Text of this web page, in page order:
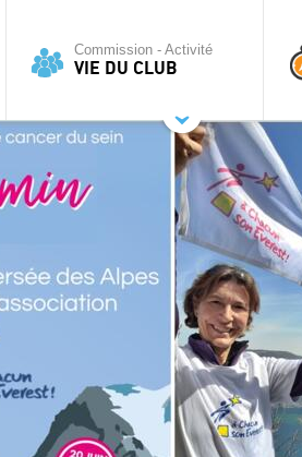
Commission - Activité
VIE DU CLUB